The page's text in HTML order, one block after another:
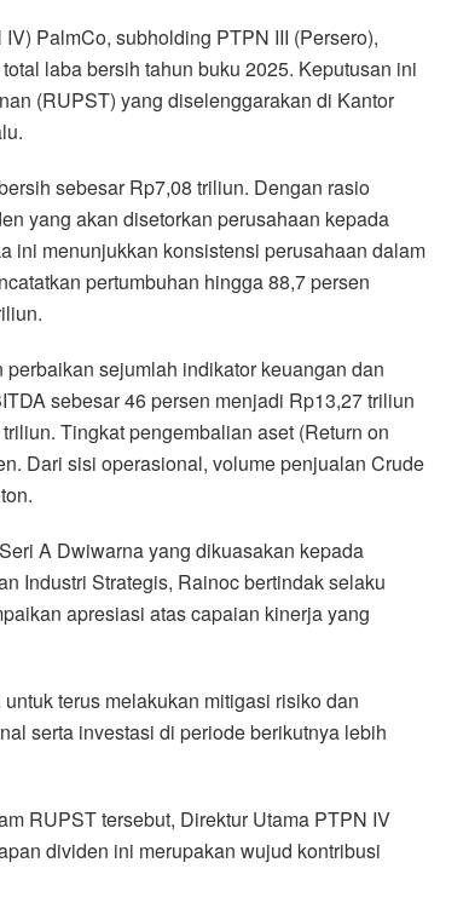
PalmCo, subholding PTPN III (Persero),
laba bersih tahun buku 2025. Keputusan ini
(RUPST) yang diselenggarakan di Kantor
sebesar Rp7,08 triliun. Dengan rasio
yang akan disetorkan perusahaan kepada
ini menunjukkan konsistensi perusahaan dalam
pertumbuhan hingga 88,7 persen
sejumlah indikator keuangan dan
sebesar 46 persen menjadi Rp13,27 triliun
Tingkat pengembalian aset (Return on
Dari sisi operasional, volume penjualan Crude
A Dwiwarna yang dikuasakan kepada
Industri Strategis, Rainoc bertindak selaku
apresiasi atas capaian kinerja yang
terus melakukan mitigasi risiko dan
serta investasi di periode berikutnya lebih
RUPST tersebut, Direktur Utama PTPN IV
dividen ini merupakan wujud kontribusi